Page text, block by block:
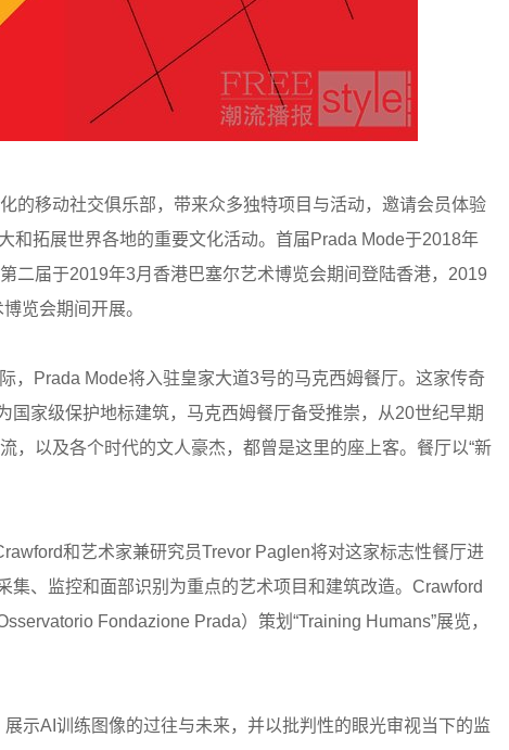
的移动社交俱乐部，带来众多独特项目与活动，邀请会员体验
和拓展世界各地的重要文化活动。首届Prada Mode于2018年
二届于2019年3月香港巴塞尔艺术博览会期间登陆香港，2019
览会期间开展。
，Prada Mode将入驻皇家大道3号的马克西姆餐厅。这家传奇
国家级保护地标建筑，马克西姆餐厅备受推崇，从20世纪早期
，以及各个时代的文人豪杰，都曾是这里的座上客。餐厅以“新
和艺术家兼研究员Trevor Paglen将对这家标志性餐厅进
集、监控和面部识别为重点的艺术项目和建筑改造。Crawford
Fondazione Prada）策划“Training Humans”展览，
示AI训练图像的过往与未来，并以批判性的眼光审视当下的监